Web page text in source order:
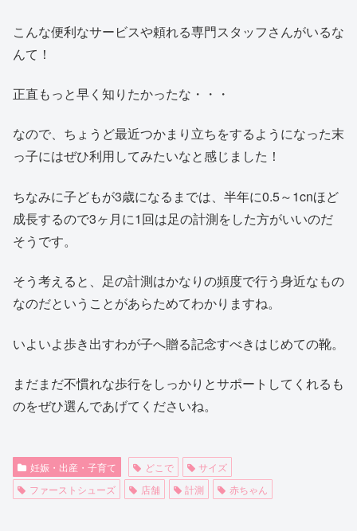
こんな便利なサービスや頼れる専門スタッフさんがいるな
んて！
正直もっと早く知りたかったな・・・
なので、ちょうど最近つかまり立ちをするようになった末
っ子にはぜひ利用してみたいなと感じました！
ちなみに子どもが3歳になるまでは、半年に0.5～1cnほど
成長するので3ヶ月に1回は足の計測をした方がいいのだ
そうです。
そう考えると、足の計測はかなりの頻度で行う身近なもの
なのだということがあらためてわかりますね。
いよいよ歩き出すわが子へ贈る記念すべきはじめての靴。
まだまだ不慣れな歩行をしっかりとサポートしてくれるも
のをぜひ選んであげてくださいね。
妊娠・出産・子育て どこで
サイズ
ファーストシューズ
店舗 計測 赤ちゃん